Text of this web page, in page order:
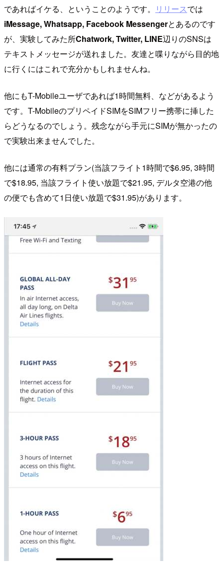
であればイケる、ということのようです。
リリースでは
iMessage, Whatsapp, Facebook Messengerとあるのです
が、実験してみた所Chatwork, Twitter, LINE辺りのSNSは
テキストメッセージが送れました。友達と喋りながら目的地
に行くにはこれで充分かもしれませんね。
他にもT-Mobileユーザであれば1時間無料、などがあるよう
です。T-MobileのプリペイドSIMをSIMフリー携帯に挿した
らどうなるのでしょう。残念ながら手元にSIMが無かったの
で実験出来ませんでした。
他には通常の有料プラン(当該フライト1時間で$6.95, 3時間
で$18.95, 当該フライト使い放題で$21.95, デルタ空港の他
の便でも含めて1日使い放題で$31.95)があります。